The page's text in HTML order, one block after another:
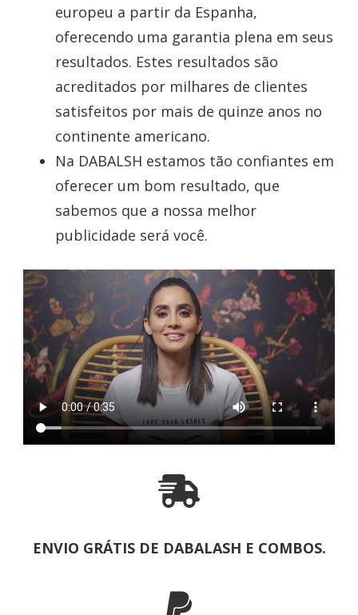
europeu a partir da Espanha,
oferecendo uma garantia plena em seus
resultados. Estes resultados são
acreditados por milhares de clientes
satisfeitos por mais de quinze anos no
continente americano.
Na DABALSH estamos tão confiantes em
oferecer um bom resultado, que
sabemos que a nossa melhor
publicidade será você.
ENVIO GRÁTIS DE DABALASH E COMBOS.